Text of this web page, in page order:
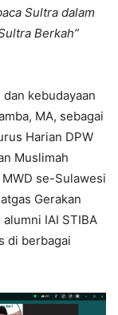
Sultra dalam
Berkah”
kebudayaan
MA, sebagai
Harian DPW
Muslimah
MWD se-Sulawesi
Gerakan
IAI STIBA
di berbagai